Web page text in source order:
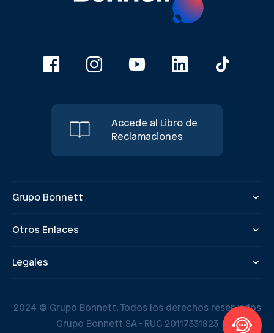
Accede al Libro de
Reclamaciones
Grupo Bonnett
Otros Enlaces
Legales
2024 © Grupo Bonnett. Todos los derechos reservados
Grupo Bonnett SA - RUC 20117331823